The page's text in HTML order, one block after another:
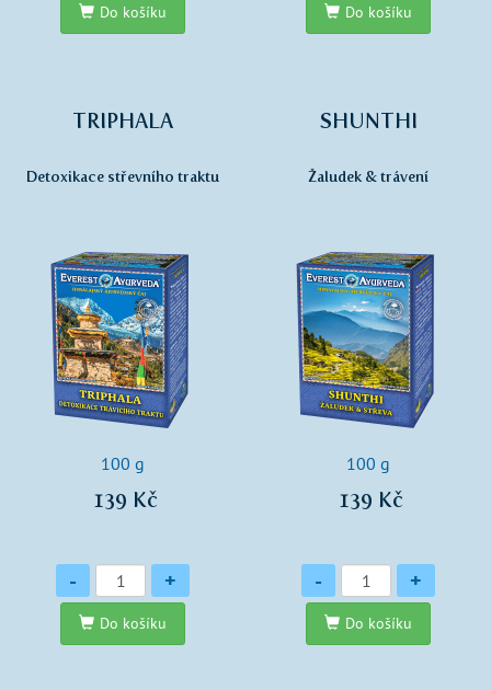
Do košíku Do košíku
TRIPHALA
Detoxikace střevního traktu
100 g
139 Kč
Množství
- +
Do košíku
SHUNTHI
Žaludek & trávení
100 g
139 Kč
Množství
- +
Do košíku